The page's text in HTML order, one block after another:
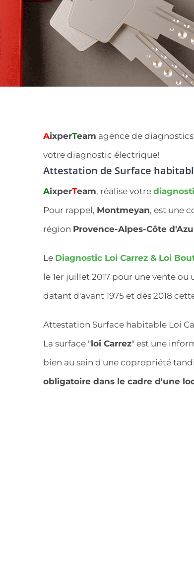
AixperTeam agence de
votre diagnostic électrique!
Attestation de Surface
AixperTeam, réalise votre
Pour rappel, Montmeyan, est une
région Provence-Alpes-Côte
Le Diagnostic Loi Carrez & Loi
le 1er juillet 2017 pour une vente
datant d'avant 1975 et dès 2018
Attestation Surface habitable Loi
La surface "loi Carrez" est une
bien au sein d'une copropriété
obligatoire dans le cadre d'une